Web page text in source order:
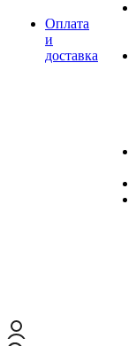
Оплата
и
доставка